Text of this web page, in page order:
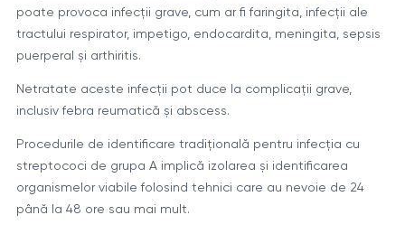
poate provoca infecții grave, cum ar fi faringita, infecții ale
tractului respirator, impetigo, endocardita, meningita, sepsis
puerperal și arthiritis.
Netratate aceste infecții pot duce la complicații grave,
inclusiv febra reumatică și abscess.
Procedurile de identificare tradițională pentru infecția cu
streptococi de grupa A implică izolarea și identificarea
organismelor viabile folosind tehnici care au nevoie de 24
până la 48 ore sau mai mult.